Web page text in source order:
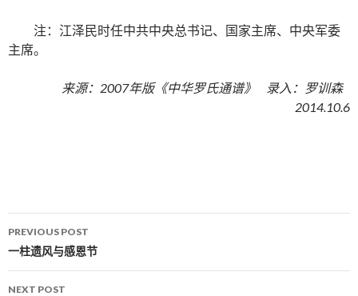
注：江泽民时任中共中央总书记、国家主席、中央军委
主席。
来源：2007年版《中华罗氏通谱》 录入：罗训森
2014.10.6
Post navigation
PREVIOUS POST
一柱遗风与感恩节
NEXT POST